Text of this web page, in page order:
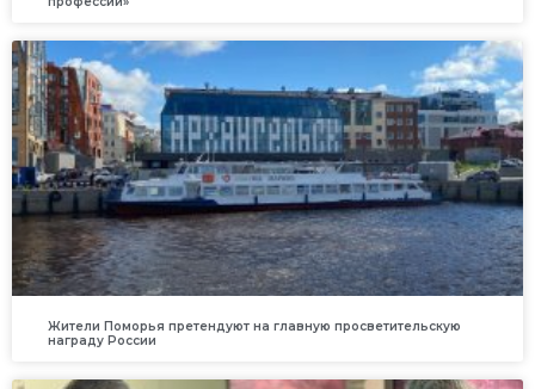
Жители Поморья претендуют на главную просветительскую
награду России